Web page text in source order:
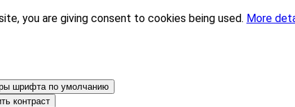
шрифта по умолчанию
контраст
you are giving consent to cookies being used. More